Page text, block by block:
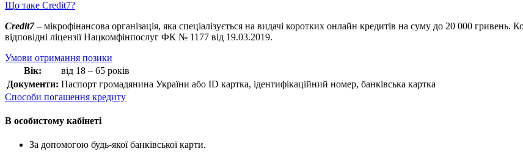
Що таке Credit7?
Credit7– мікрофінансова організація, яка спеціалізується на видачі коротких онлайн кредитів на суму до 20 000 гривень.
відповідні ліцензії Нацкомфінпослуг ФК № 1177 від 19.03.2019.
Умови отримання позики
Вік:
від 18 – 65 років
Документи: Паспорт громадянина України або ID картка, ідентифікаційний номер, банківська картка
Способи погашення кредиту
В особистому кабінеті
За допомогою будь-якої банківської карти.